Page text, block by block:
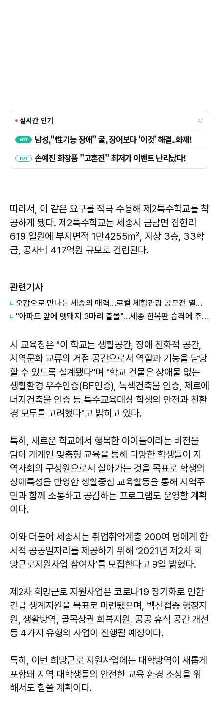
따라서, 이 같은 요구를 적극 수용해 제2특수학교를 착
공하게 됐다. 제2특수학교는 세종시 금남면 집현리
619 일원에 부지면적 1만4255㎡, 지상 3층, 33학
급, 공사비 417억원 규모로 건립된다.
관련기사
오감으로 만나는 세종의 매력…로컬 체험관광 공모전 열린다
"아파트 앞에 멧돼지 3마리 출몰"…세종 한복판 습격에 주민들 '공포'
시 교육청은 "이 학교는 생활공간, 장애 친화적 공간,
지역문화 교류의 거점 공간으로서 역할과 기능을 담당
할 수 있도록 설계됐다"며 "학교 건물은 장애물 없는
생활환경 우수인증(BF인증), 녹색건축물 인증, 제로에
너지건축물 인증 등 특수교육대상 학생의 안전과 친환
경 모두를 고려했다"고 밝히고 있다.
특히, 새로운 학교에서 행복한 아이들이라는 비전을
담아 개개인 맞춤형 교육을 통해 다양한 학생들이 지
역사회의 구성원으로서 살아가는 것을 목표로 학생의
장애특성을 반영한 생활중심 교육활동을 통해 지역주
민과 함께 소통하고 공감하는 프로그램도 운영할 계획
이다.
이와 더불어 세종시는 취업취약계층 200여 명에게 한
시적 공공일자리를 제공하기 위해 ‘2021년 제2차 희
망근로지원사업 참여자’를 모집한다고 9일 밝혔다.
제2차 희망근로 지원사업은 코로나19 장기화로 인한
긴급 생계지원을 목표로 마련됐으며, 백신접종 행정지
원, 생활방역, 골목상권 회복지원, 공공 휴식 공간 개선
등 4가지 유형의 사업이 진행될 예정이다.
특히, 이번 희망근로 지원사업에는 대학방역이 새롭게
포함돼 지역 대학생들의 안전한 교육 환경 조성을 위
해서도 힘쓸 계획이다.